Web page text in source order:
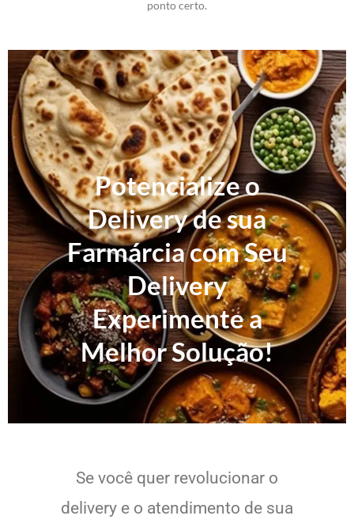
ponto certo.
Potencialize o
Delivery de sua
Farmárcia com Seu
Delivery
Experimente a
Melhor Solução!
Se você quer revolucionar o
delivery e o atendimento de sua